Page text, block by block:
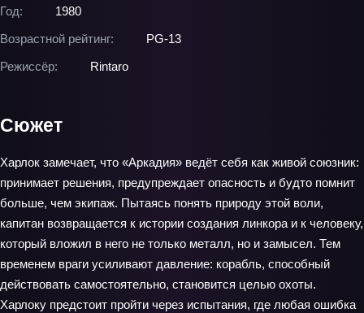
Год:
1980
Возрастной рейтинг:
PG-13
Режиссёр:
Rintaro
Сюжет
Харлок замечает, что «Аркадия» ведёт себя как живой союзник:
принимает решения, предупреждает опасность и будто помнит
больше, чем экипаж. Пытаясь понять природу этой воли,
капитан возвращается к истории создания линкора и к человеку,
который вложил в него не только металл, но и замысел. Тем
временем враги усиливают давление: корабль, способный
действовать самостоятельно, становится целью охоты.
Харлоку предстоит пройти через испытания, где любая ошибка